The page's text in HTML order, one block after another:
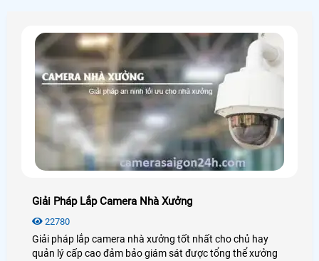
Giải Pháp Lắp Camera Nhà Xưởng
22780
Giải pháp lắp camera nhà xưởng tốt nhất cho chủ hay
quản lý cấp cao đảm bảo giám sát được tổng thể xưởng